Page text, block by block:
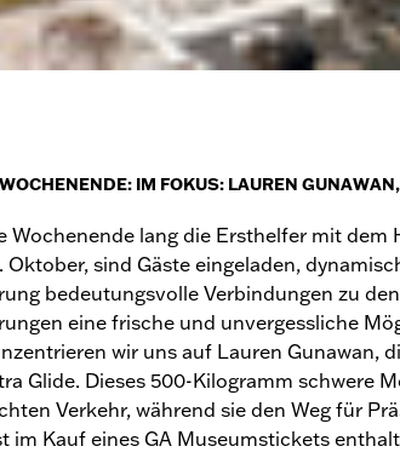
IM FOKUS: LAUREN
Wochenende lang die Ersthelfer mit dem
Oktober, sind Gäste eingeladen,
bedeutungsvolle Verbindungen zu
eine frische und unvergessliche
wir uns auf Lauren Gunawan,
Glide. Dieses 500-Kilogramm schwere
Verkehr, während sie den Weg für
im Kauf eines GA Museumstickets